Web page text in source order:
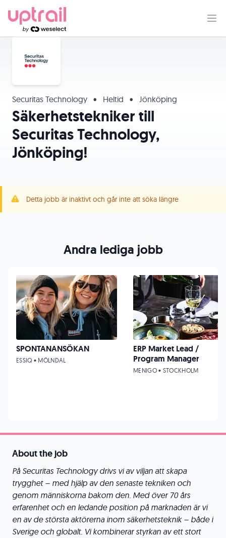
Securitas Technology • Heltid • Jönköping
Säkerhetstekniker till
Securitas Technology,
Jönköping!
Detta jobb är inaktivt och går inte att söka längre
About the job
På Securitas Technology drivs vi av viljan att skapa
trygghet – med hjälp av den senaste tekniken och
genom människorna bakom den. Med över 70 års
erfarenhet och en ledande position på marknaden är vi
en av de största aktörerna inom säkerhetsteknik – både i
Sverige och globalt. Vi kombinerar styrkan av ett stort
Andra lediga jobb
SPONTANANSÖKAN
ESSIQ • MÖLNDAL
ERP Market Lead /
Program Manager
MENIGO • STOCKHOLM